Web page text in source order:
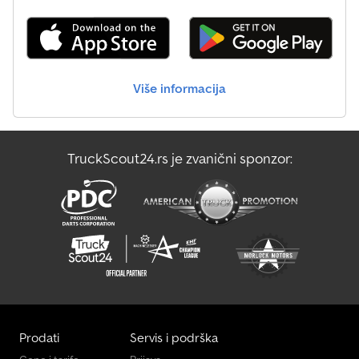
(STABILIZATOR) VELIKO HIDRAULIČNO VITLO SA KUKOM I
KOTURIMA DALJINSKO UPRAVLJANJE PRIPREMA ZA
DEMONTAŽNU BALASTNU PLATFORMU PRATITE NAS NA
KAMIONA/VOZILA I MAŠINA KOJE SU U PRODAJI GOVORIMO
Kilometraža: oko 495.000 km Motor: 730 KS / EURO 6 / 16 litara
dizel / V8 Menjač: Scania Retarder R4100 Prva osovina: 8.000 kg |
385/65 R 22.5 | lisnato vešanje Druga osovina: 8.400 kg | 385/65 R
| vazdušno ogibljenje | redukcija u glavčini Dozvoljena ukupna
vozila (GCW): 160.000 kg Csdpfjuu Ha Dsx Akqerf Oprema 500L +
Signalne rotacije na krovu Alcoa felne Kutija za alat PTO sa
rezervoarom od 170L JOST JSK38C sedlo 3,5" na kliznom okviru
Webasto Kabina Multifunkcionalni volan Tempomat Sunčev vizir 2
x ležaj Frižider Komforna sedišta Kutije za odlaganje Radio CD
plejer / AUX / USB Tahograf Krovni prozor = Dodatne informacije =
Opšte informacije Godina proizvodnje: 2017 Tehničke informacije
Broj cilindara: 8 Zapremina motora: 16.000 cc Nosivost: 160.000 kg
Dozvoljena ukupna masa: 42.000 kg Menjač Menjač: Scania
8000 kg; Upravljačka; Vešanje: Lisnato Srednja osovina: Dimenzije
pneumatika: 385/65 R 22.5; LM felne; Podizna osovina; Maks.
Više informacija
TruckScout24.rs je zvanični sponzor:
Prodati Servis i podrška